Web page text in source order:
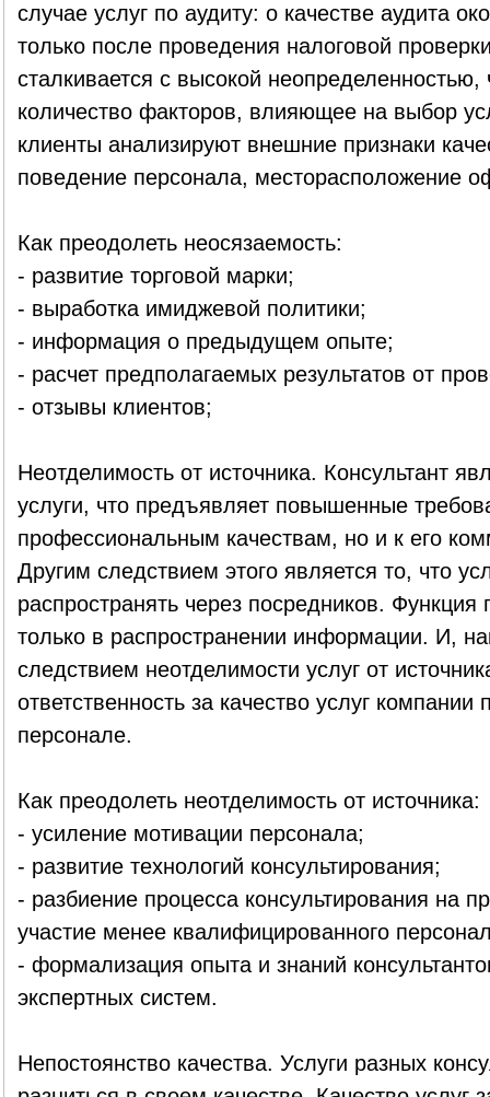
случае услуг по аудиту: о качестве аудита
только после проведения налоговой
сталкивается с высокой
количество факторов, влияющее на выбор
клиенты анализируют внешние признаки
поведение персонала, месторасположение
Как преодолеть неосязаемость:
- развитие торговой марки;
- выработка имиджевой политики;
- информация о предыдущем опыте;
- расчет предполагаемых результатов от
- отзывы клиентов;
Неотделимость от источника. Консультант
услуги, что предъявляет повышенные
профессиональным качествам, но и к его
Другим следствием этого является то, что
распространять через посредников. Функция
только в распространении информации. И,
следствием неотделимости услуг от
ответственность за качество услуг
персонале.
Как преодолеть неотделимость от источника:
- усиление мотивации персонала;
- развитие технологий консультирования;
- разбиение процесса консультирования на
участие менее квалифицированного
- формализация опыта и знаний
экспертных систем.
Непостоянство качества. Услуги разных